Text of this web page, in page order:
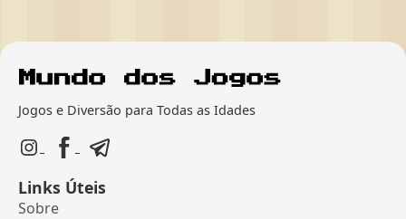
Jogos e Diversão para Todas as Idades
Links Úteis
Sobre